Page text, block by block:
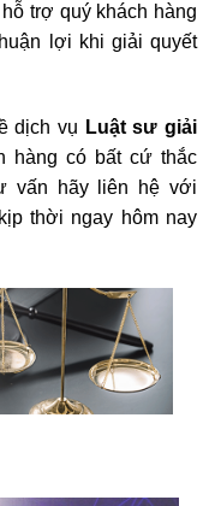
trợ quý khách hàng
lợi khi giải quyết
dịch vụ Luật sư giải
hàng có bất cứ thắc
vấn hãy liên hệ với
thời ngay hôm nay